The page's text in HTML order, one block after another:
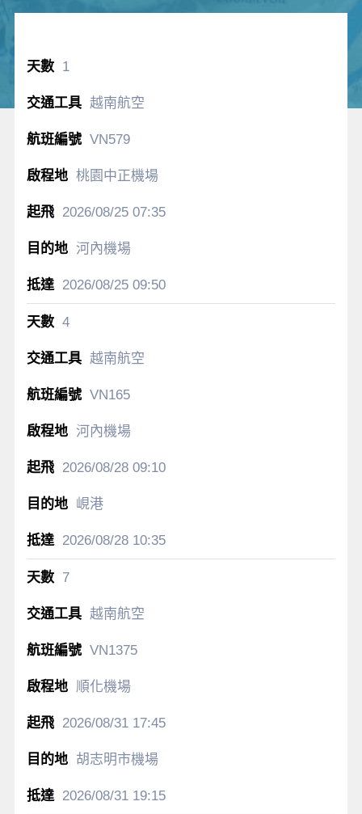
1
越南航空
VN579
桃園中正機場
2026/08/2507:35
河內機場
2026/08/2509:50
4
越南航空
VN165
河內機場
2026/08/2809:10
峴港
2026/08/2810:35
7
越南航空
VN1375
順化機場
2026/08/3117:45
胡志明市機場
2026/08/3119:15